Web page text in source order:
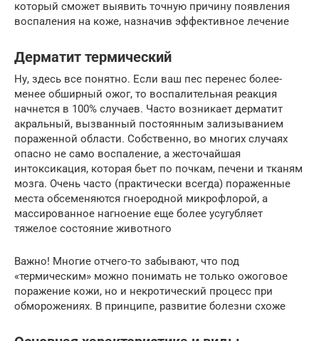
который сможет выявить точную причину появления
воспаления на коже, назначив эффективное лечение
Дерматит термический
Ну, здесь все понятно. Если ваш пес перенес более-
менее обширный ожог, то воспалительная реакция
начнется в 100% случаев. Часто возникает дерматит
акральный, вызванный постоянным зализыванием
пораженной области. Собственно, во многих случаях
опасно не само воспаление, а жесточайшая
интоксикация, которая бьет по почкам, печени и тканям
мозга. Очень часто (практически всегда) пораженные
места обсеменяются гноеродной микрофлорой, а
массированное нагноение еще более усугубляет
тяжелое состояние животного
Важно! Многие отчего-то забывают, что под
«термическим» можно понимать не только ожоговое
поражение кожи, но и некротический процесс при
обморожениях. В принципе, развитие болезни схоже